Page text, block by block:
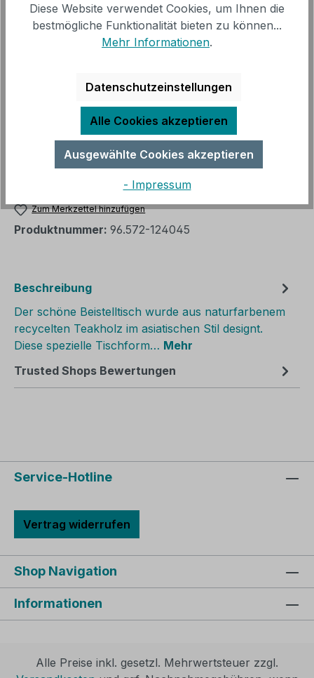
inkl. MwSt, versandkostenfrei innerhalb Deutschland
(ohne Inseln)
auswählen
ca. 80 x 42 x 80 cm
ca. 100 x 42 x 100 cm
Produkt Anzahl: Gib denIn den Warenkorb
Zum Merkzettel hinzufügen
Produktnummer: 96.572-124045
Beschreibung
Der schöne Beistelltisch wurde aus naturfarbenem
recycelten Teakholz im asiatischen Stil designt.
Diese spezielle Tischform… Mehr
Trusted Shops Bewertungen
Service-Hotline
Vertrag widerrufen
Shop Navigation
Informationen
Alle Preise inkl. gesetzl. Mehrwertsteuer zzgl.
Diese Website verwendet Cookies, um Ihnen die
bestmögliche Funktionalität bieten zu können...
Mehr Informationen.
Datenschutzeinstellungen
Alle Cookies akzeptieren
Ausgewählte Cookies akzeptieren
- Impressum